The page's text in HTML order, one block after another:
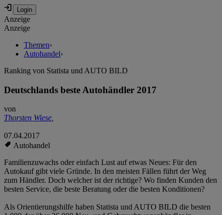
Anzeige
Anzeige
Themen›
Autohandel›
Ranking von Statista und AUTO BILD
Deutschlands beste Autohändler 2017
von
Thorsten Wiese,
07.04.2017
Autohandel
Familienzuwachs oder einfach Lust auf etwas Neues: Für den
Autokauf gibt viele Gründe. In den meisten Fällen führt der Weg
zum Händler. Doch welcher ist der richtige? Wo finden Kunden den
besten Service, die beste Beratung oder die besten Konditionen?
Als Orientierungshilfe haben Statista und AUTO BILD die besten